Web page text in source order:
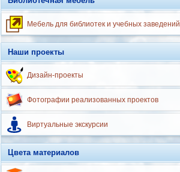
Мебель для библиотек и учебных заведений
Наши проекты
Дизайн-проекты
Фотографии реализованных проектов
Виртуальные экскурсии
Цвета материалов